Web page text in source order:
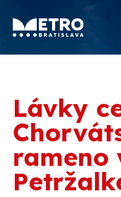
Lávky
rameno